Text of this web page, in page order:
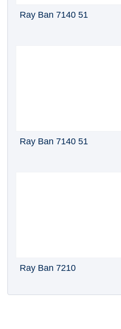
Ray Ban 7140 51
Ray Ban 7140 51
Ray Ban 7210